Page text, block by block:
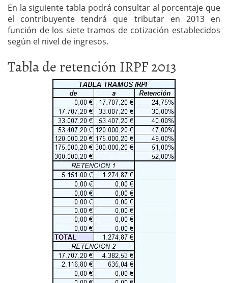
En la siguiente tabla podrá consultar al porcentaje que
el contribuyente tendrá que tributar en 2013 en
función de los siete tramos de cotización establecidos
según el nivel de ingresos.
Tabla de retención IRPF 2013